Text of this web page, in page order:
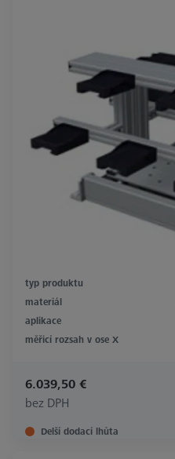
typ produktu
materiál
aplikace
měřicí rozsah v ose X
6.039,50 €
bez DPH
Delší dodací lhůta